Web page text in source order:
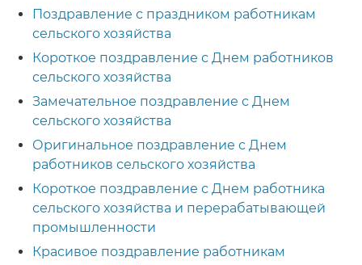
Поздравление с праздником работникам
сельского хозяйства
Короткое поздравление с Днем работников
сельского хозяйства
Замечательное поздравление с Днем
сельского хозяйства
Оригинальное поздравление с Днем
работников сельского хозяйства
Короткое поздравление с Днем работника
сельского хозяйства и перерабатывающей
промышленности
Красивое поздравление работникам